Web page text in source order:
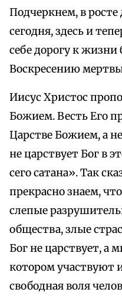
Подчеркнем, в
сегодня, здесь и
себе дорогу к жизни
Воскресению
Иисус Христос
Божием. Весть Его
Царстве Божием, а
не царствует Бог в
сего сатана». Так
прекрасно знаем,
слепые
общества, злые
Бог не царствует, а
котором участвуют
свободная воля